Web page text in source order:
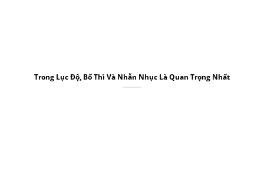
Trong Lục Độ, Bố Thì Và Nhẫn Nhục Là Quan Trọng Nhất